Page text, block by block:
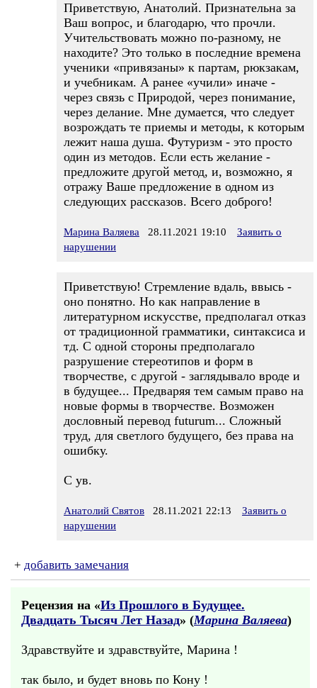
Приветствую, Анатолий. Признательна за
Ваш вопрос, и благодарю, что прочли.
Учительствовать можно по-разному, не
находите? Это только в последние времена
ученики «привязаны» к партам, рюкзакам,
и учебникам. А ранее «учили» иначе -
через связь с Природой, через понимание,
через делание. Мне думается, что следует
возрождать те приемы и методы, к которым
лежит наша душа. Футуризм - это просто
один из методов. Если есть желание -
предложите другой метод, и, возможно, я
отражу Ваше предложение в одном из
следующих рассказов. Всего доброго!
Марина Валяева 28.11.2021 19:10
Заявить о
нарушении
Приветствую! Стремление вдаль, ввысь -
оно понятно. Но как направление в
литературном искусстве, предполагал отказ
от традиционной грамматики, синтаксиса и
тд. С одной стороны предполагало
разрушение стереотипов и форм в
творчестве, с другой - заглядывало вроде и
в будущее... Предваряя тем самым право на
новые формы в творчестве. Возможен
дословный перевод futurum... Сложный
труд, для светлого будущего, без права на
ошибку.
С ув.
Анатолий Святов 28.11.2021 22:13
Заявить о
нарушении
+ добавить замечания
Рецензия на «Из Прошлого в Будущее.
Двадцать Тысяч Лет Назад» (Марина Валяева)
Здравствуйте и здравствуйте, Марина !
так было, и будет вновь по Кону !